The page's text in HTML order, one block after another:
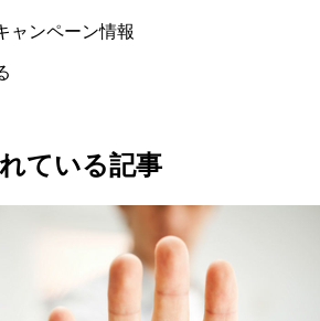
ャンペーン情報
ている記事